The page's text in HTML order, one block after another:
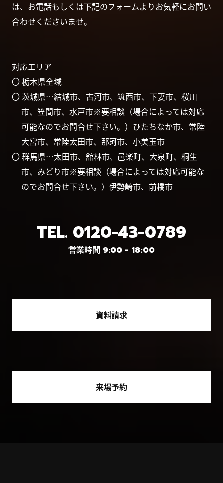
は、お電話もしくは下記のフォームよりお気軽にお問い
合わせくださいませ。
対応エリア
〇 栃木県全域
〇 茨城県…結城市、古河市、筑西市、下妻市、桜川
市、笠間市、水戸市※要相談（場合によっては対応
可能なのでお問合せ下さい。）ひたちなか市、常陸
大宮市、常陸太田市、那珂市、小美玉市
〇 群馬県…太田市、舘林市、邑楽町、大泉町、桐生
市、みどり市※要相談（場合によっては対応可能な
のでお問合せ下さい。）伊勢崎市、前橋市
TEL. 0120-43-0789
営業時間 9:00 - 18:00
資料請求
来場予約